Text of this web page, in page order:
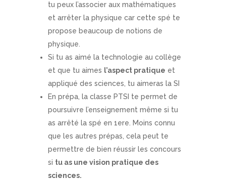
tu peux l’associer aux mathématiques
et arrêter la physique car cette spé te
propose beaucoup de notions de
physique.
Si tu as aimé la technologie au collège
et que tu aimes l’aspect pratique et
appliqué des sciences, tu aimeras la SI
En prépa, la classe PTSI te permet de
poursuivre l’enseignement même si tu
as arrêté la spé en 1ere. Moins connu
que les autres prépas, cela peut te
permettre de bien réussir les concours
si tu as une vision pratique des
sciences.